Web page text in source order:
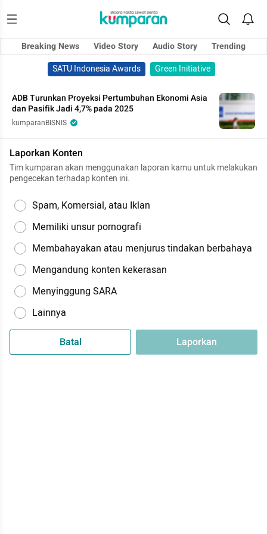
Breaking News Video Story Audio Story
Trending
SATU Indonesia Awards
Green Initiative
ADB Turunkan Proyeksi Pertumbuhan Ekonomi Asia
dan Pasifik Jadi 4,7% pada 2025
kumparanBISNIS
Laporkan Konten
Tim kumparan akan menggunakan laporan kamu untuk melakukan
pengecekan terhadap konten ini.
Spam, Komersial, atau Iklan
Memiliki unsur pornografi
Membahayakan atau menjurus tindakan berbahaya
Mengandung konten kekerasan
Menyinggung SARA
Lainnya
Batal Laporkan